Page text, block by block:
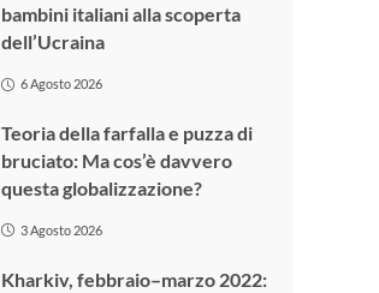
bambini italiani alla scoperta
dell’Ucraina
6 Agosto 2026
Teoria della farfalla e puzza di
bruciato: Ma cos’è davvero
questa globalizzazione?
3 Agosto 2026
Kharkiv, febbraio–marzo 2022: